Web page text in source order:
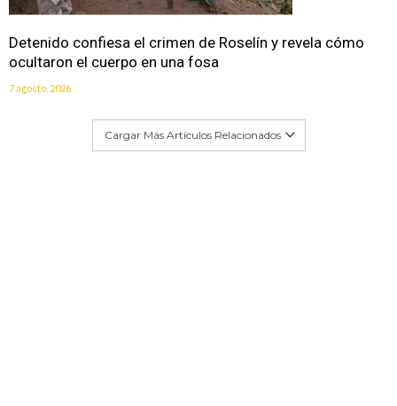
Detenido confiesa el crimen de Roselín y revela cómo
ocultaron el cuerpo en una fosa
7 agosto, 2026
Cargar Más Artículos Relacionados